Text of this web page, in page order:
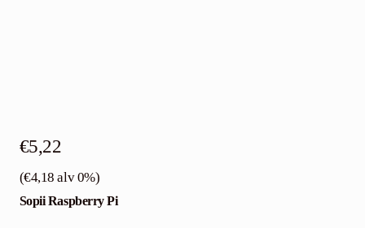
€5,22
(€4,18 alv 0%)
Sopii Raspberry Pi